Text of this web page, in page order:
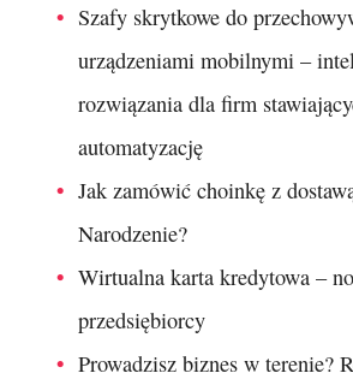
Szafy skrytkowe do
urządzeniami mobilnymi –
rozwiązania dla firm
automatyzację
Jak zamówić choinkę z
Narodzenie?
Wirtualna karta kredytowa –
przedsiębiorcy
Prowadzisz biznes w terenie?